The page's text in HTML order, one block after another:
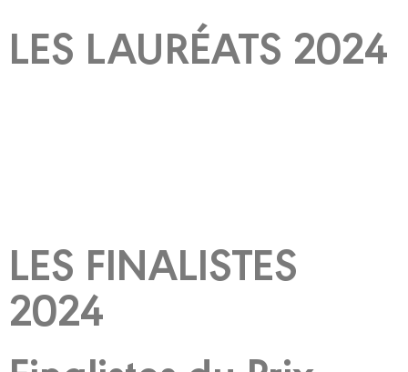
LES LAURÉATS 2024
LES FINALISTES
2024